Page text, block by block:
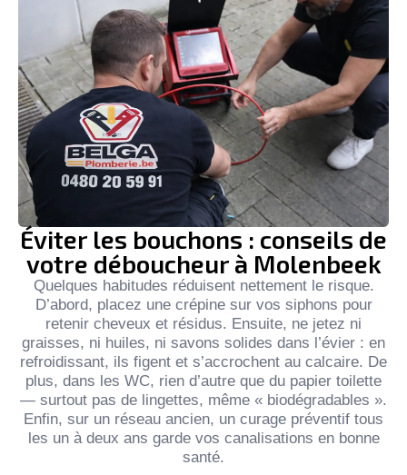
Éviter les bouchons : conseils de
votre déboucheur à Molenbeek
Quelques habitudes réduisent nettement le risque.
D’abord, placez une crépine sur vos siphons pour
retenir cheveux et résidus. Ensuite, ne jetez ni
graisses, ni huiles, ni savons solides dans l’évier : en
refroidissant, ils figent et s’accrochent au calcaire. De
plus, dans les WC, rien d’autre que du papier toilette
— surtout pas de lingettes, même « biodégradables ».
Enfin, sur un réseau ancien, un curage préventif tous
les un à deux ans garde vos canalisations en bonne
santé.